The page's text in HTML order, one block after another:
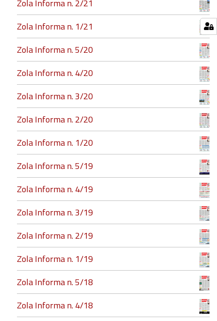
Zola Informa n. 2/21
Zola Informa n. 1/21
Zola Informa n. 5/20
Zola Informa n. 4/20
Zola Informa n. 3/20
Zola Informa n. 2/20
Zola Informa n. 1/20
Zola Informa n. 5/19
Zola Informa n. 4/19
Zola Informa n. 3/19
Zola Informa n. 2/19
Zola Informa n. 1/19
Zola Informa n. 5/18
Zola Informa n. 4/18